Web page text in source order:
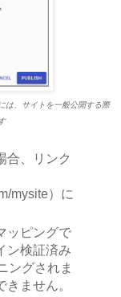
は、サイトを一般公開する際
合、リンク
mysite）に
ッピングで
ン検証済み
ングされま
ません。